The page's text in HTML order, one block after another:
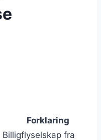
Forklaring
Billigflyselskap fra